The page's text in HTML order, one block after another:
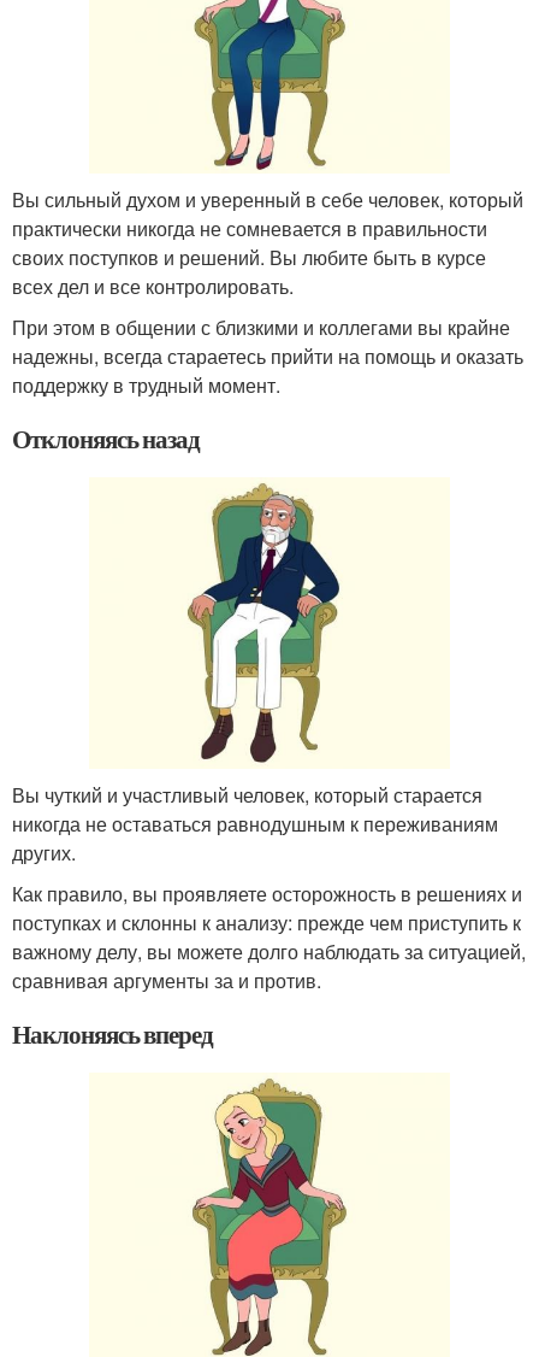
Вы сильный духом и уверенный в себе человек, который
практически никогда не сомневается в правильности
своих поступков и решений. Вы любите быть в курсе
всех дел и все контролировать.
При этом в общении с близкими и коллегами вы крайне
надежны, всегда стараетесь прийти на помощь и оказать
поддержку в трудный момент.
Отклоняясь назад
Вы чуткий и участливый человек, который старается
никогда не оставаться равнодушным к переживаниям
других.
Как правило, вы проявляете осторожность в решениях и
поступках и склонны к анализу: прежде чем приступить к
важному делу, вы можете долго наблюдать за ситуацией,
сравнивая аргументы за и против.
Наклоняясь вперед